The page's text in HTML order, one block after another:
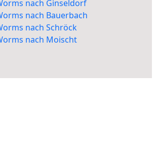
nach Ginseldorf
nach Bauerbach
nach Schröck
nach Moischt